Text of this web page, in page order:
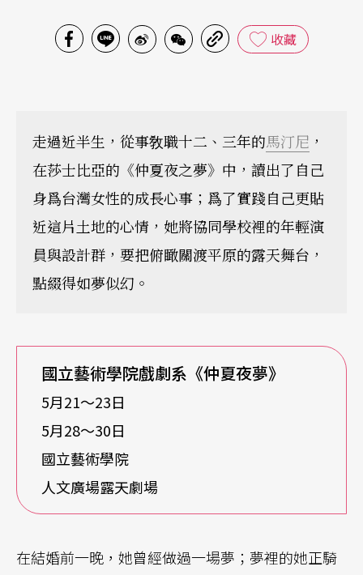
收藏
走過近半生，從事敎職十二、三年的馬汀尼 ，
在莎士比亞的《仲夏夜之夢》中，讀出了自己
身爲台灣女性的成長心事；爲了實踐自己更貼
近這片土地的心情，她將協同學校裡的年輕演
員與設計群，要把俯瞰關渡平原的露天舞台，
點綴得如夢似幻。
國立藝術學院戲劇系《仲夏夜夢》
5月21〜23日
5月28〜30日
國立藝術學院
人文廣場露天劇場
在結婚前一晚，她曾經做過一場夢；夢裡的她正騎